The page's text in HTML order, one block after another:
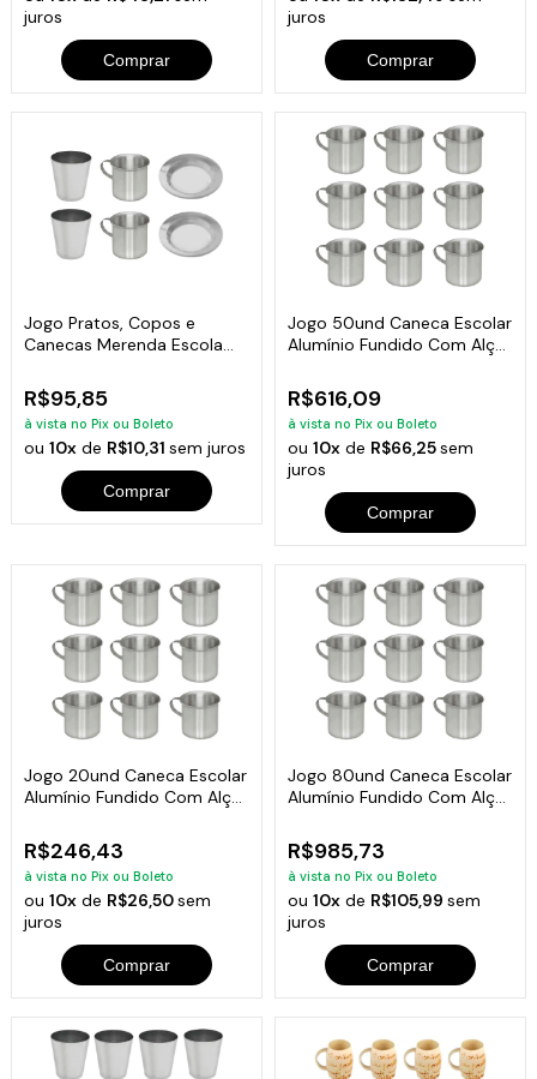
juros
Comprar
juros
Comprar
Jogo Pratos, Copos e
Canecas Merenda Escola
R$95,85
à vista no Pix ou Boleto
ou10x de R$10,31sem juros
Comprar
Jogo 50und Caneca Escolar
Alumínio Fundido Com Alça
R$616,09
à vista no Pix ou Boleto
ou 10xde R$66,25sem
juros
Comprar
Jogo 20und Caneca Escolar
Alumínio Fundido Com Alça
R$246,43
à vista no Pix ou Boleto
ou10x de R$26,50sem
juros
Comprar
Jogo 80und Caneca Escolar
Alumínio Fundido Com Alça
R$985,73
à vista no Pix ou Boleto
ou 10xde R$105,99 sem
juros
Comprar